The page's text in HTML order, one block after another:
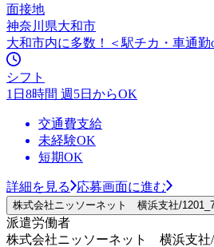
面接地
神奈川県大和市
大和市内に多数！＜駅チカ・車通勤
シフト
1日8時間 週5日からOK
交通費支給
未経験OK
短期OK
詳細を見る 応募画面に進む
株式会社ニッソーネット 横浜支社/
派遣労働者
株式会社ニッソーネット 横浜支社/